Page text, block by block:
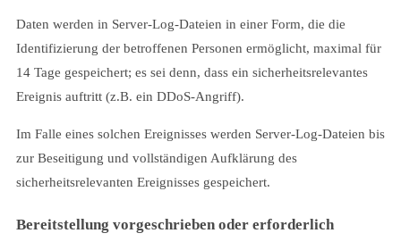
Daten werden in Server-Log-Dateien in einer Form, die die
Identifizierung der betroffenen Personen ermöglicht, maximal für
14 Tage gespeichert; es sei denn, dass ein sicherheitsrelevantes
Ereignis auftritt (z.B. ein DDoS-Angriff).
Im Falle eines solchen Ereignisses werden Server-Log-Dateien bis
zur Beseitigung und vollständigen Aufklärung des
sicherheitsrelevanten Ereignisses gespeichert.
Bereitstellung vorgeschrieben oder erforderlich